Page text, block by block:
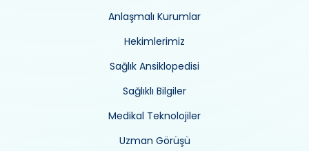
Anlaşmalı Kurumlar
Hekimlerimiz
Sağlık Ansiklopedisi
Sağlıklı Bilgiler
Medikal Teknolojiler
Uzman Görüşü